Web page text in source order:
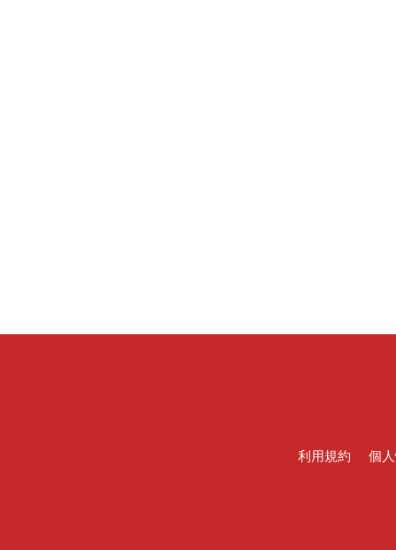
利用規約 個